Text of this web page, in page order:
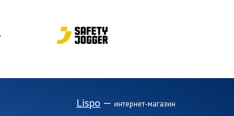
Lispo — интернет-магазин